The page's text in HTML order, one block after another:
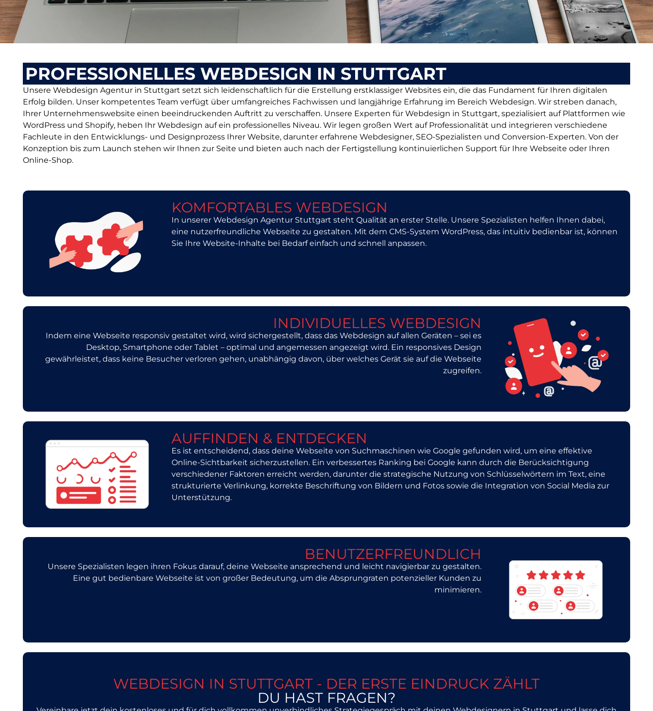
PROFESSIONELLES WEBDESIGN IN STUTTGART
Unsere Webdesign Agentur in Stuttgart setzt sich leidenschaftlich für die Erstellung erstklassiger Websites ein, die das Fundament für Ihren digitalen
Erfolg bilden. Unser kompetentes Team verfügt über umfangreiches Fachwissen und langjährige Erfahrung im Bereich Webdesign. Wir streben danach,
Ihrer Unternehmenswebsite einen beeindruckenden Auftritt zu verschaffen. Unsere Experten für Webdesign in Stuttgart, spezialisiert auf Plattformen wie
WordPress und Shopify, heben Ihr Webdesign auf ein professionelles Niveau. Wir legen großen Wert auf Professionalität und integrieren verschiedene
Fachleute in den Entwicklungs- und Designprozess Ihrer Website, darunter erfahrene Webdesigner, SEO-Spezialisten und Conversion-Experten. Von der
Konzeption bis zum Launch stehen wir Ihnen zur Seite und bieten auch nach der Fertigstellung kontinuierlichen Support für Ihre Webseite oder Ihren
Online-Shop.
KOMFORTABLES WEBDESIGN
In unserer Webdesign Agentur Stuttgart steht Qualität an erster Stelle. Unsere Spezialisten helfen Ihnen dabei,
eine nutzerfreundliche Webseite zu gestalten. Mit dem CMS-System WordPress, das intuitiv bedienbar ist, können
Sie Ihre Website-Inhalte bei Bedarf einfach und schnell anpassen.
INDIVIDUELLES WEBDESIGN
Indem eine Webseite responsiv gestaltet wird, wird sichergestellt, dass das Webdesign auf allen Geräten – sei es
Desktop, Smartphone oder Tablet – optimal und angemessen angezeigt wird. Ein responsives Design
gewährleistet, dass keine Besucher verloren gehen, unabhängig davon, über welches Gerät sie auf die Webseite
zugreifen.
AUFFINDEN & ENTDECKEN
Es ist entscheidend, dass deine Webseite von Suchmaschinen wie Google gefunden wird, um eine effektive
Online-Sichtbarkeit sicherzustellen. Ein verbessertes Ranking bei Google kann durch die Berücksichtigung
verschiedener Faktoren erreicht werden, darunter die strategische Nutzung von Schlüsselwörtern im Text, eine
strukturierte Verlinkung, korrekte Beschriftung von Bildern und Fotos sowie die Integration von Social Media zur
Unterstützung.
BENUTZERFREUNDLICH
Unsere Spezialisten legen ihren Fokus darauf, deine Webseite ansprechend und leicht navigierbar zu gestalten.
Eine gut bedienbare Webseite ist von großer Bedeutung, um die Absprungraten potenzieller Kunden zu
minimieren.
WEBDESIGN IN STUTTGART - DER ERSTE EINDRUCK ZÄHLT
DU HAST FRAGEN?